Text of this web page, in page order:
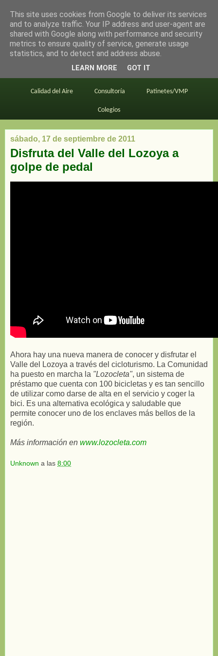
en bici por madrid
Este blog BiciMAD Primeros consejos
Calidad del Aire Consultoría Patinetes/VMP
Colegios
sábado, 17 de septiembre de 2011
Disfruta del Valle del Lozoya a
golpe de pedal
Ahora hay una nueva manera de conocer y disfrutar el
Valle del Lozoya a través del cicloturismo. La Comunidad
ha puesto en marcha la "Lozocleta", un sistema de
préstamo que cuenta con 100 bicicletas y es tan sencillo
de utilizar como darse de alta en el servicio y coger la
bici. Es una alternativa ecológica y saludable que
permite conocer uno de los enclaves más bellos de la
región.
Más información en www.lozocleta.com
Unknown a las 8:00
This site uses cookies from Google to deliver its services
and to analyze traffic. Your IP address and user-agent are
shared with Google along with performance and security
metrics to ensure quality of service, generate usage
statistics, and to detect and address abuse.
LEARN MORE GOT IT